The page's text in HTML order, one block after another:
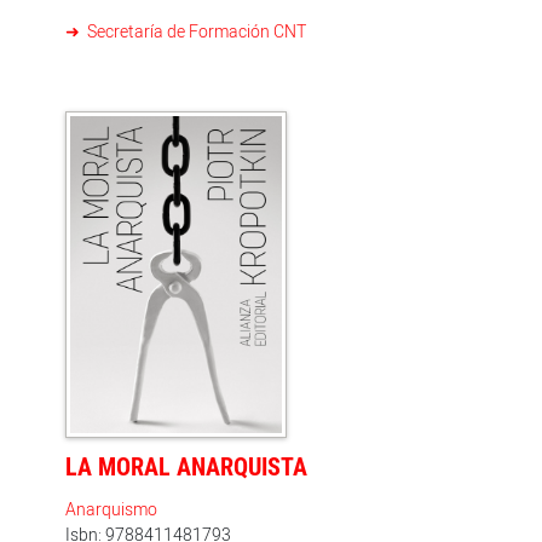
Secretaría de Formación CNT
LA MORAL ANARQUISTA
Anarquismo
Isbn: 9788411481793